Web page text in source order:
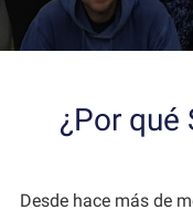
¿Por qué
Desde hace más de